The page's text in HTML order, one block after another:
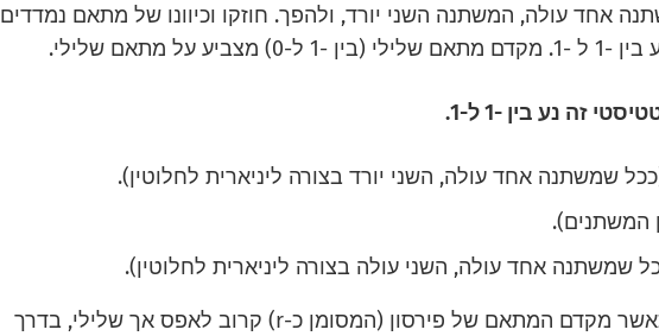
אחד עולה, המשתנה השני יורד, ולהפך. חוזקו וכיוונו של מתאם נמדדים
על מתאם שלילי.
מתאם שלילי חלש קיים כאשר מקדם המתאם של פירסון (המסומן כ-r) קרוב לאפס אך שלילי, בדרך